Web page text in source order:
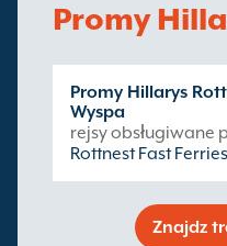
Promy
Promy Hillarys
Wyspa
rejsy obsługiwane
Rottnest Fast Ferries
Znajdz